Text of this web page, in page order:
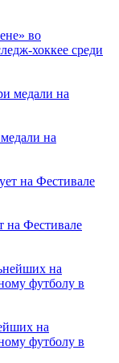
во
хоккее среди
на
на Фестивале
на
футболу в